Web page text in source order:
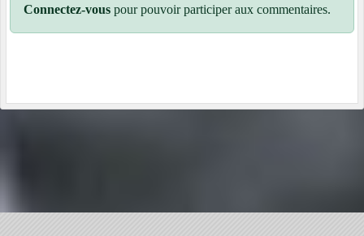
Connectez-vous pour pouvoir participer aux commentaires.